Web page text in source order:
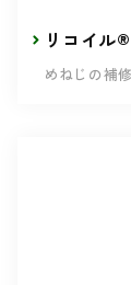
リコイル®
めねじの補